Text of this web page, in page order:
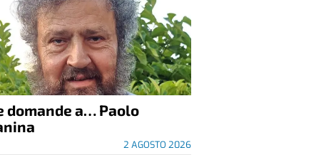
domande a… Paolo
2 AGOSTO 2026